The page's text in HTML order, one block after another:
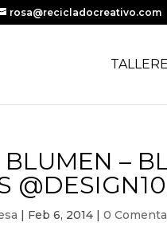
rosa@recicladocreativo.com
–
| Feb 6, 2014 |0